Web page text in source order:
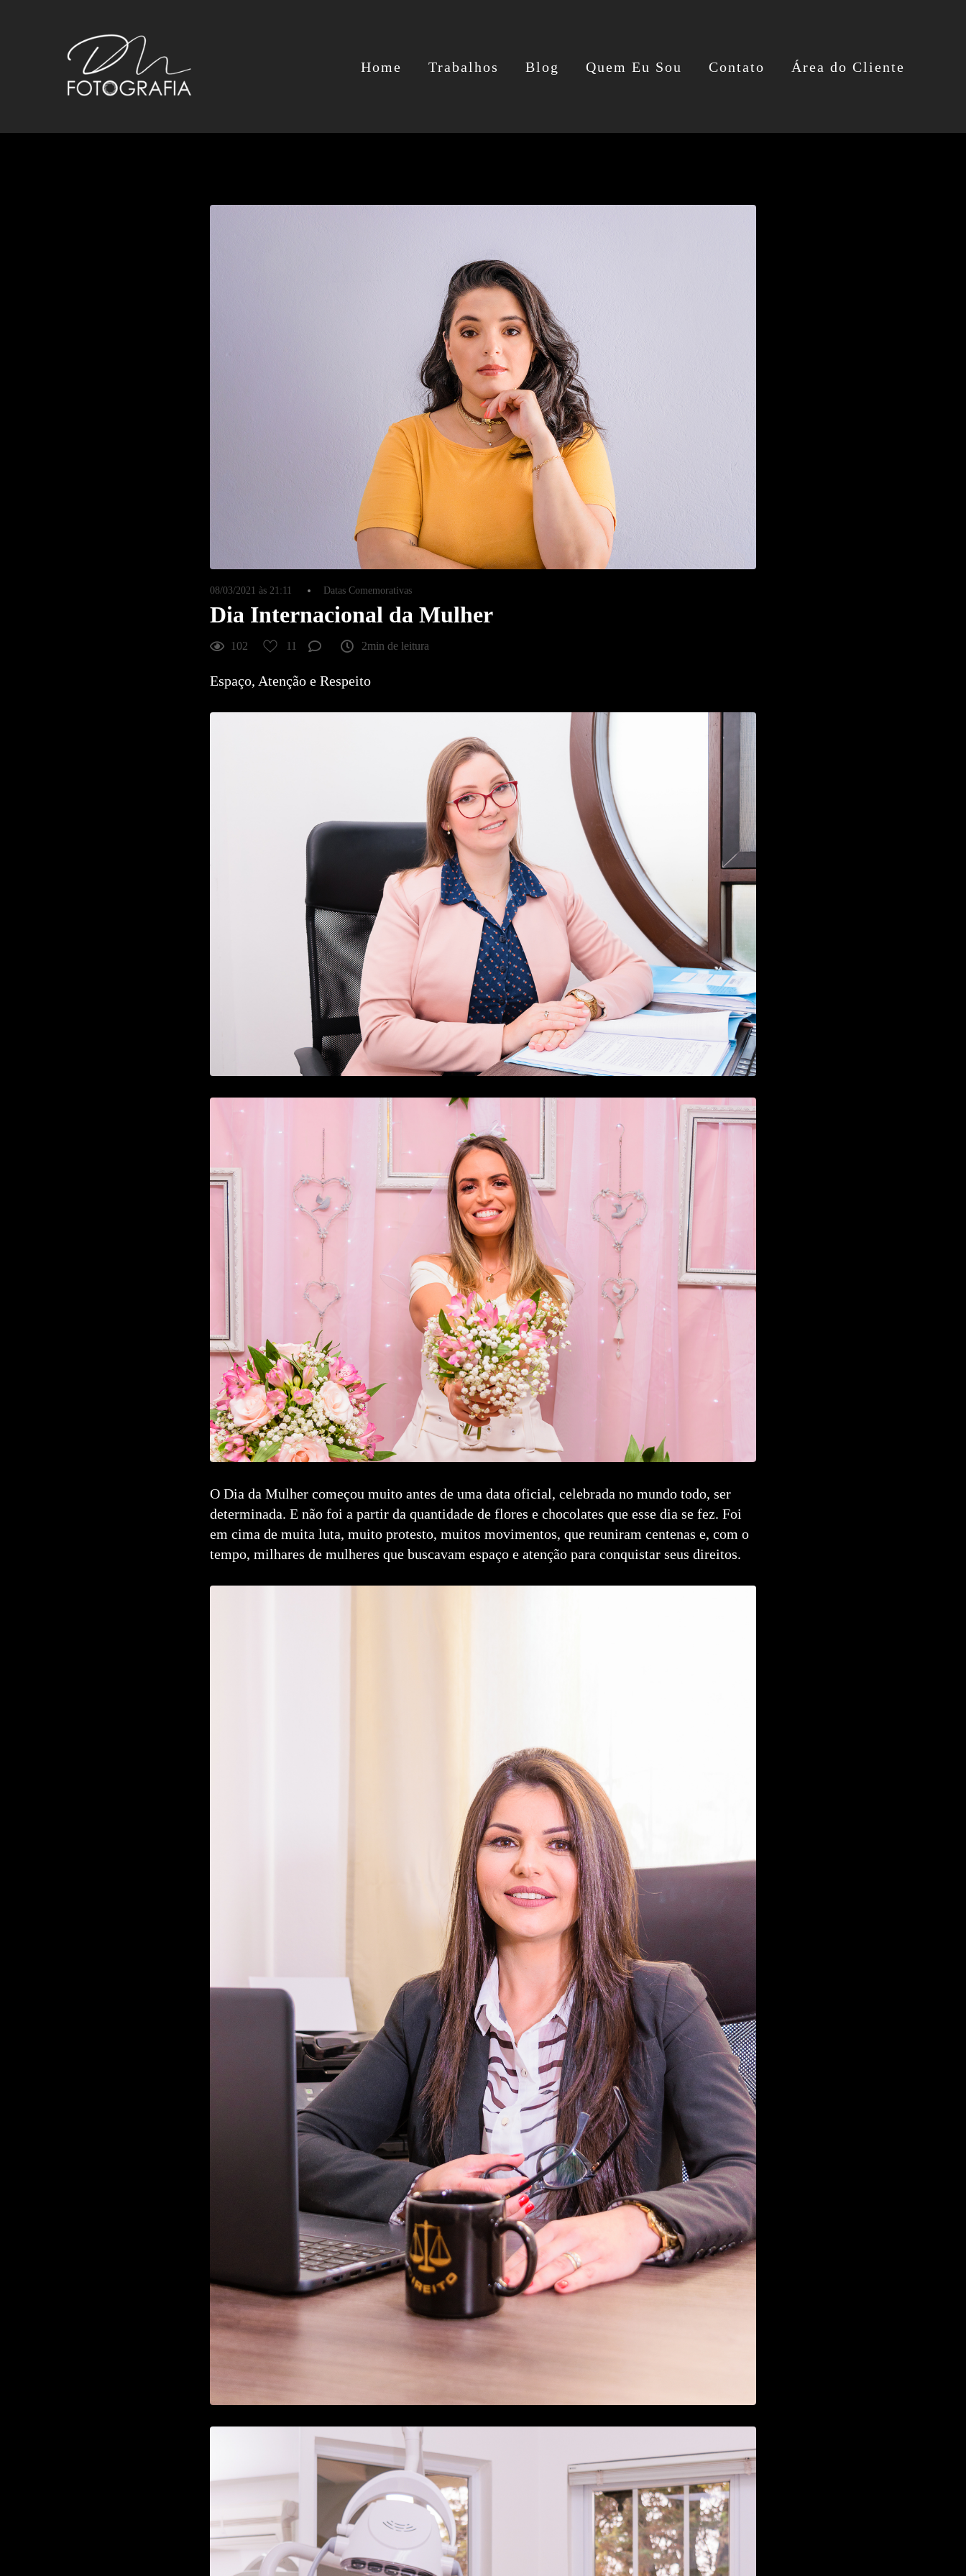
Home Trabalhos Blog Quem Eu Sou Contato Área do Cliente
08/03/2021 às 21:11 Datas Comemorativas
Dia Internacional da Mulher
102 11 2min de leitura
Espaço, Atenção e Respeito
O Dia da Mulher começou muito antes de uma data oficial, celebrada no mundo todo, ser
determinada. E não foi a partir da quantidade de flores e chocolates que esse dia se fez. Foi
em cima de muita luta, muito protesto, muitos movimentos, que reuniram centenas e, com o
tempo, milhares de mulheres que buscavam espaço e atenção para conquistar seus direitos.